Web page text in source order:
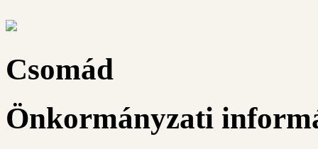
Csomád
Önkormányzati